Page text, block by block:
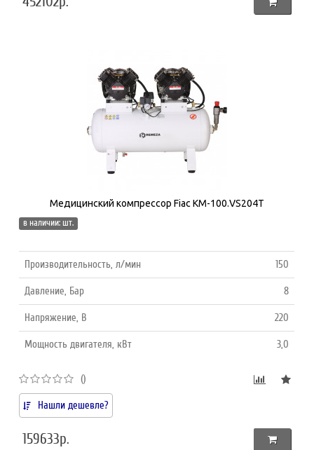
Медицинский компрессор Fiac КМ-100.VS204Т
в наличии: шт.
Производительность, л/мин 150
Давление, Бар 8
Напряжение, В 220
Мощность двигателя, кВт 3,0
()
Нашли дешевле?
159633р.